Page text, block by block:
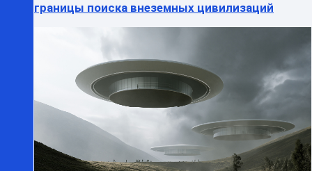
границы поиска внеземных цивилизаций